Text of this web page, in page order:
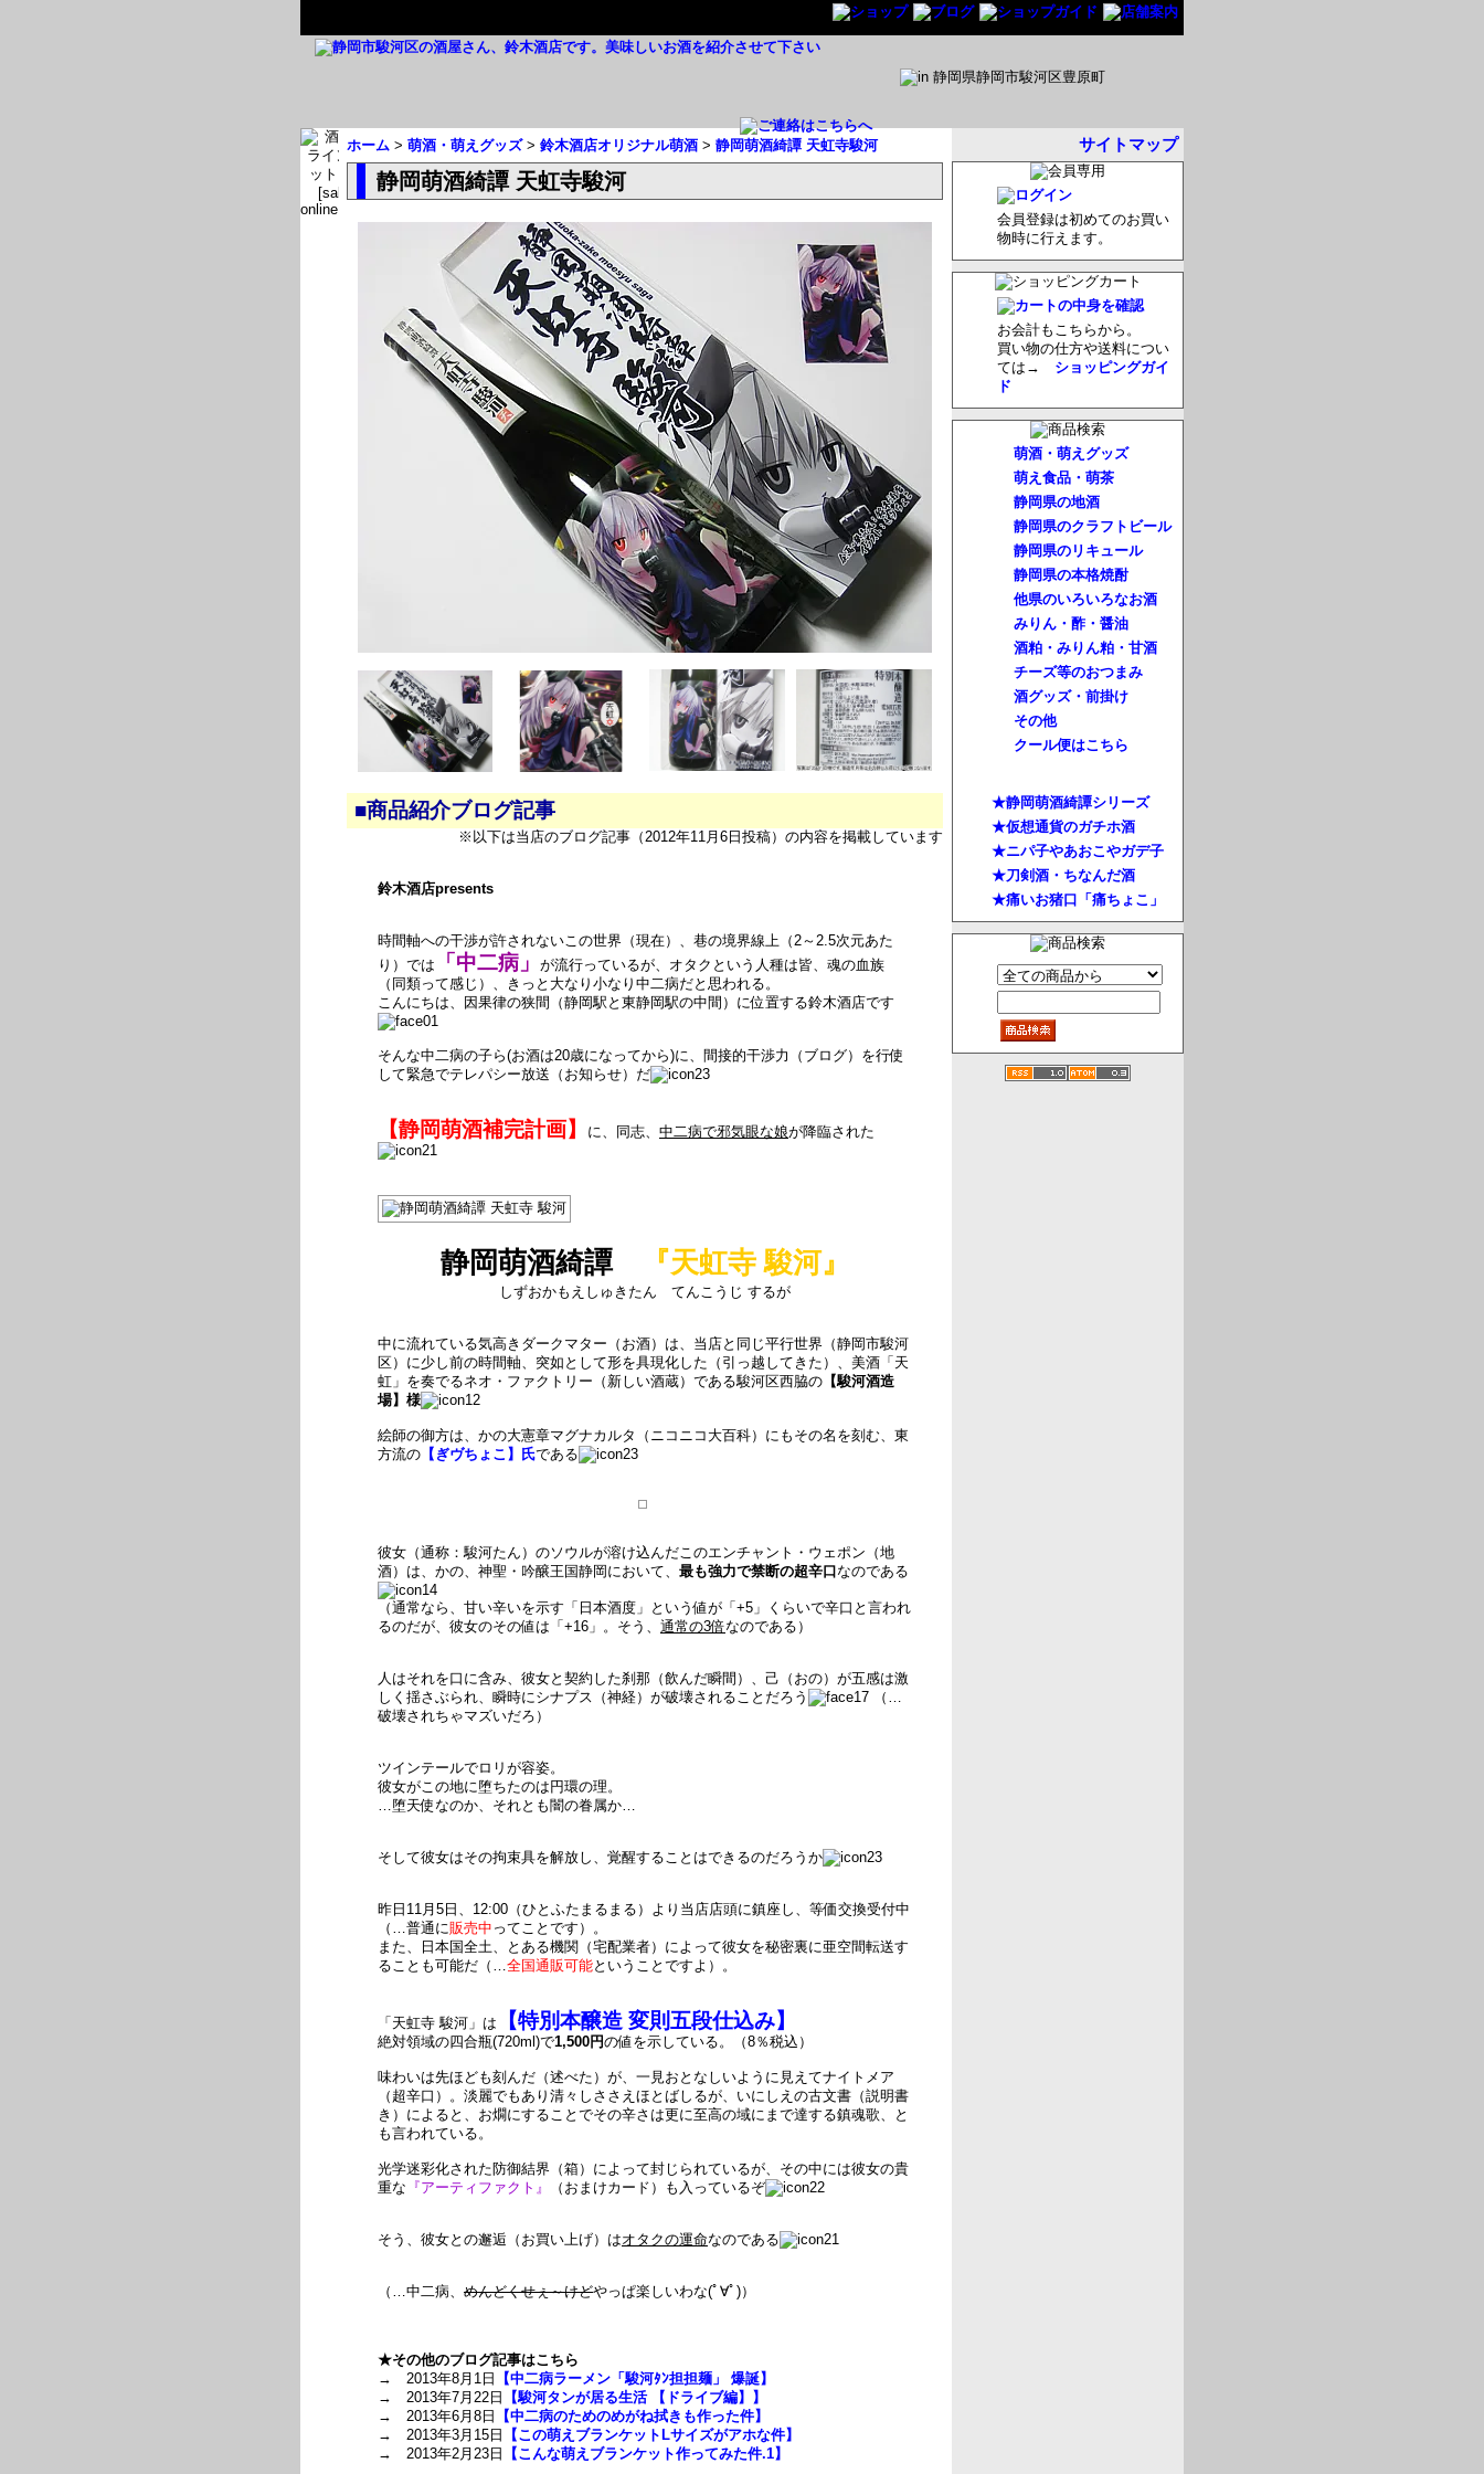
ホーム > 萌酒・萌えグッズ> 鈴木酒店オリジナル萌酒 > 静岡萌酒綺譚 天虹寺駿河
静岡萌酒綺譚 天虹寺駿河
■商品紹介ブログ記事
※以下は当店のブログ記事（2012年11月6日投稿）の内容を掲載しています
鈴木酒店presents
時間軸への干渉が許されないこの世界（現在）、巷の境界線上（2～2.5次元あた
り）では
「中二病」
が流行っているが、オタクという人種は皆、魂の血族
（同類って感じ）、きっと大なり小なり中二病だと思われる。
こんにちは、因果律の狭間（静岡駅と東静岡駅の中間）に位置する鈴木酒店です
そんな中二病の子ら(お酒は20歳になってから)に、間接的干渉力（ブログ）を行使
して緊急でテレパシー放送（お知らせ）だ
【静岡萌酒補完計画】 に、同志、 中二病で邪気眼な娘が降臨された
静岡萌酒綺譚 『天虹寺 駿河』
しずおかもえしゅきたん てんこうじ するが
中に流れている気高きダークマター（お酒）は、当店と同じ平行世界（静岡市駿河
区）に少し前の時間軸、突如として形を具現化した（引っ越してきた）、美酒「天
虹」を奏でるネオ・ファクトリー（新しい酒蔵）である駿河区西脇の 【駿河酒造
場】様
絵師の御方は、かの大憲章マグナカルタ（ニコニコ大百科）にもその名を刻む、東
方流の 【ぎヴちょこ】氏である
彼女（通称：駿河たん）のソウルが溶け込んだこのエンチャント・ウェポン（地
酒）は、かの、神聖・吟醸王国静岡において、 最も強力で禁断の超辛口なのである
（通常なら、甘い辛いを示す「日本酒度」という値が「+5」くらいで辛口と言われ
るのだが、彼女のその値は「+16」。そう、 通常の3倍なのである）
人はそれを口に含み、彼女と契約した刹那（飲んだ瞬間）、己（おの）が五感は激
しく揺さぶられ、瞬時にシナプス（神経）が破壊されることだろう
（…
破壊されちゃマズいだろ）
ツインテールでロリが容姿。
彼女がこの地に堕ちたのは円環の理。
…堕天使なのか、それとも闇の眷属か…
そして彼女はその拘束具を解放し、覚醒することはできるのだろうか
昨日11月5日、12:00（ひとふたまるまる）より当店店頭に鎮座し、等価交換受付中
（…普通に販売中 ってことです）。
また、日本国全土、とある機関（宅配業者）によって彼女を秘密裏に亜空間転送す
ることも可能だ（…全国通販可能ということですよ）。
「天虹寺 駿河」は 【特別本醸造 変則五段仕込み】
絶対領域の四合瓶(720ml)で1,500円の値を示している。（8％税込）
味わいは先ほども刻んだ（述べた）が、一見おとなしいように見えてナイトメア
（超辛口）。淡麗でもあり清々しささえほとばしるが、いにしえの古文書（説明書
き）によると、お燗にすることでその辛さは更に至高の域にまで達する鎮魂歌、と
も言われている。
光学迷彩化された防御結界（箱）によって封じられているが、その中には彼女の貴
重な 『アーティファクト』 （おまけカード）も入っているぞ
そう、彼女との邂逅（お買い上げ）はオタクの運命なのである
（…中二病、 めんどくせぇ～けどやっぱ楽しいわな(ﾟ∀ﾟ)）
★その他のブログ記事はこちら
→ 2013年8月1日
【中二病ラーメン「駿河ﾀﾝ担担麺」 爆誕】
→ 2013年7月22日
【駿河タンが居る生活 【ドライブ編】】
→ 2013年6月8日
【中二病のためのめがね拭きも作った件】
→ 2013年3月15日
【この萌えブランケットLサイズがアホな件】
→ 2013年2月23日
【こんな萌えブランケット作ってみた件.1】
サイトマップ
会員登録は初めてのお買い
物時に行えます。
お会計もこちらから。
買い物の仕方や送料につい
ては→ ショッピングガイ
ド
萌酒・萌えグッズ
萌え食品・萌茶
静岡県の地酒
静岡県のクラフトビール
静岡県のリキュール
静岡県の本格焼酎
他県のいろいろなお酒
みりん・酢・醤油
酒粕・みりん粕・甘酒
チーズ等のおつまみ
酒グッズ・前掛け
その他
クール便はこちら
★静岡萌酒綺譚シリーズ
★仮想通貨のガチホ酒
★ニパ子やあおこやガデ子
★刀剣酒・ちなんだ酒
★痛いお猪口「痛ちょこ」